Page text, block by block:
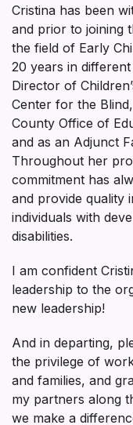
Cristina has been
and prior to joining
the field of Early
20 years in
Director of
Center for the
County Office of
and as an Adjunct
Throughout her
commitment has
and provide quality
individuals with
disabilities.
I am confident
leadership to the
new leadership!
And in departing,
the privilege of
and families, and
my partners along
we make a